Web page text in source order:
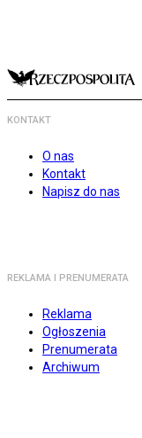
KONTAKT
O nas
Kontakt
Napisz do nas
REKLAMA I PRENUMERATA
Reklama
Ogłoszenia
Prenumerata
Archiwum